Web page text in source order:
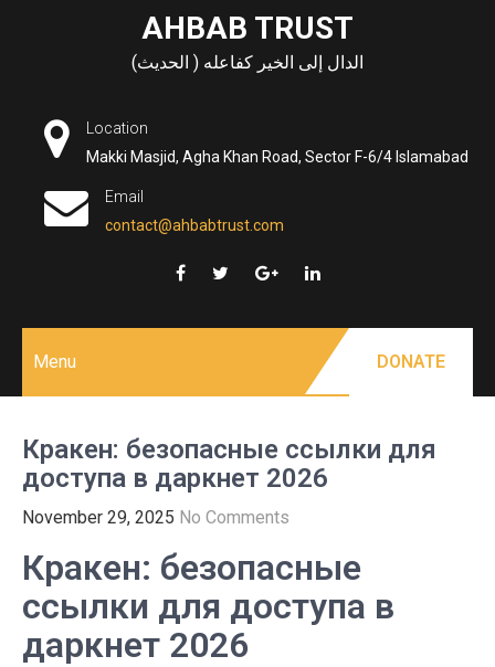
AHBAB TRUST
الدال إلى الخير كفاعله ( الحديث)
Location
Makki Masjid, Agha Khan Road, Sector F-6/4 Islamabad
Email
contact@ahbabtrust.com
Menu DONATE
Кракен: безопасные ссылки для
доступа в даркнет 2026
November 29, 2025 No Comments
Кракен: безопасные
ссылки для доступа в
даркнет 2026